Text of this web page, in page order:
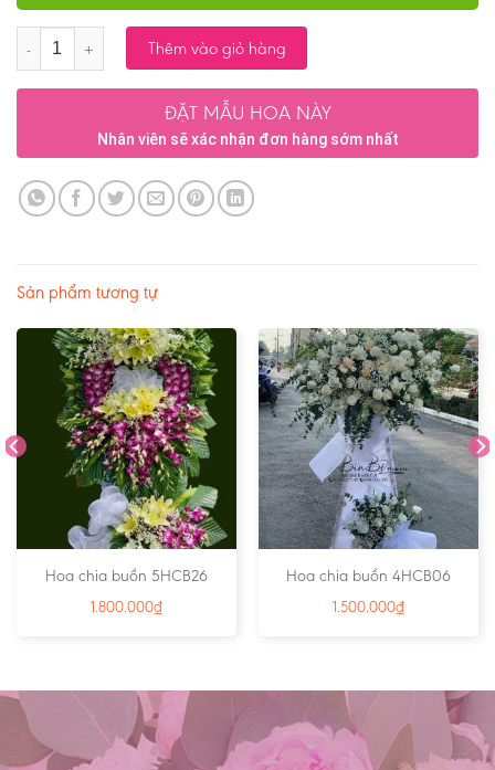
Số lượng Thêm vào giỏ hàng
ĐẶT MẪU HOA NÀY
Nhân viên sẽ xác nhận đơn hàng sớm nhất
Sản phẩm tương tự
Hoa chia buồn 5HCB26
1.800.000₫
Hoa chia buồn 4HCB06
1.500.000₫